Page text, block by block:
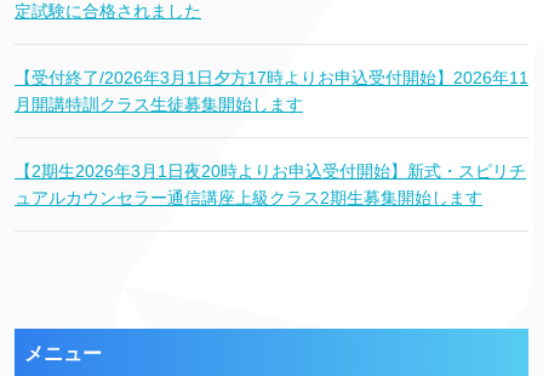
定試験に合格されました
【受付終了/2026年3月1日夕方17時よりお申込受付開始】2026年11
月開講特訓クラス生徒募集開始します
【2期生2026年3月1日夜20時よりお申込受付開始】新式・スピリチ
ュアルカウンセラー通信講座上級クラス2期生募集開始します
メニュー